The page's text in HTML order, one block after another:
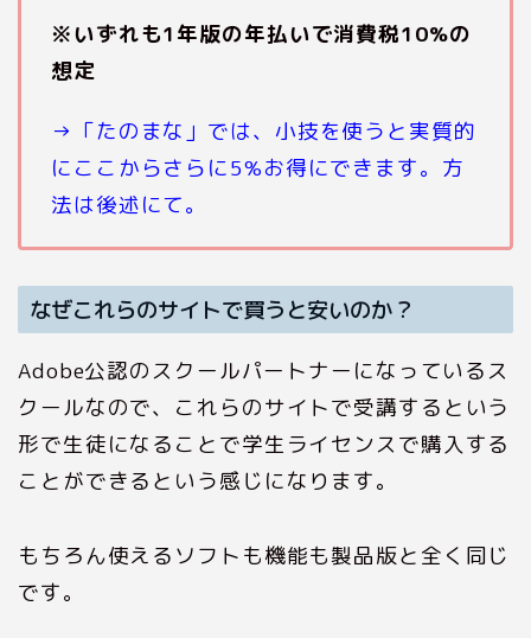
※いずれも1年版の年払いで消費税10%の
想定
→「たのまな」では、小技を使うと実質的
にここからさらに5%お得にできます。方
法は後述にて。
なぜこれらのサイトで買うと安いのか？
Adobe公認のスクールパートナーになっているス
クールなので、これらのサイトで受講するという
形で生徒になることで学生ライセンスで購入する
ことができるという感じになります。
もちろん使えるソフトも機能も製品版と全く同じ
です。